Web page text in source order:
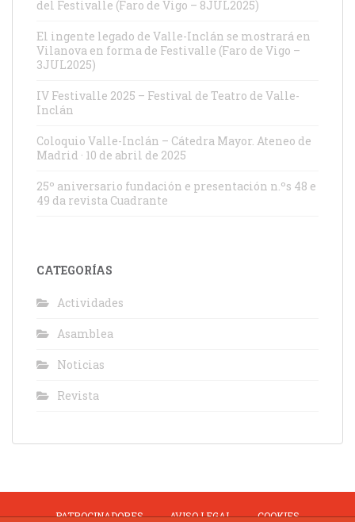
del Festivalle (Faro de Vigo – 8JUL2025)
El ingente legado de Valle-Inclán se mostrará en
Vilanova en forma de Festivalle (Faro de Vigo –
3JUL2025)
IV Festivalle 2025 – Festival de Teatro de Valle-
Inclán
Coloquio Valle-Inclán – Cátedra Mayor. Ateneo de
Madrid · 10 de abril de 2025
25º aniversario fundación e presentación n.ºs 48 e
49 da revista Cuadrante
CATEGORÍAS
Actividades
Asamblea
Noticias
Revista
PATROCINADORES AVISO LEGAL COOKIES